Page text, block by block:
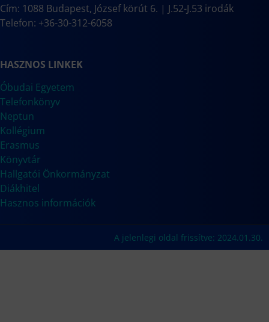
Cím: 1088 Budapest, József körút 6. | J.52-J.53 irodák
Telefon: +36-30-312-6058
HASZNOS LINKEK
Óbudai Egyetem
Telefonkönyv
Neptun
Kollégium
Erasmus
Könyvtár
Hallgatói Önkormányzat
Diákhitel
Hasznos információk
A jelenlegi oldal frissítve: 2024.01.30.